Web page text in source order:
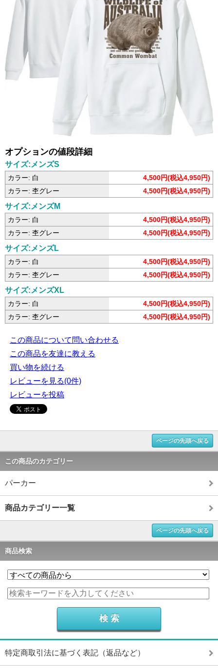
オプションの値段詳細
サイズ:メンズS
カラー: 白
4,500円(税込4,950円)
カラー: 杢グレー
4,500円(税込4,950円)
サイズ:メンズM
カラー: 白
4,500円(税込4,950円)
カラー: 杢グレー
4,500円(税込4,950円)
サイズ:メンズL
カラー: 白
4,500円(税込4,950円)
カラー: 杢グレー
4,500円(税込4,950円)
サイズ:メンズXL
カラー: 白
4,500円(税込4,950円)
カラー: 杢グレー
4,500円(税込4,950円)
この商品について問い合わせる
この商品を友達に教える
買い物を続ける
レビューを見る(0件)
レビューを投稿
ページの先頭へ戻る
この商品のカテゴリー
パーカー
商品カテゴリー一覧
ページの先頭へ戻る
商品検索
特定商取引法に基づく表記（返品など）